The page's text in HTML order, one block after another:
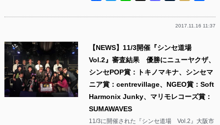
2017.11.16 11:37
【NEWS】11/3開催『シンセ道場
Vol.2』審査結果 優勝にニューヤクザ、
シンセPOP賞：トキノマキナ、シンセマ
ニア賞：centrevillage、NGEO賞：Soft
Harmonix Junky、マリモレコーズ賞：
SUMAWAVES
11/3に開催された『シンセ道場 Vol.2』大阪市